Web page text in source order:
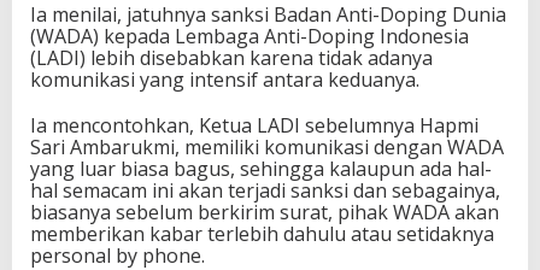
S
a
n
k
i
W
A
D
A
Ia menilai, jatuhnya sanksi Badan Anti-Doping Dunia
(WADA) kepada Lembaga Anti-Doping Indonesia
(LADI) lebih disebabkan karena tidak adanya
komunikasi yang intensif antara keduanya.
Ia mencontohkan, Ketua LADI sebelumnya Hapmi
Sari Ambarukmi, memiliki komunikasi dengan WADA
yang luar biasa bagus, sehingga kalaupun ada hal-
hal semacam ini akan terjadi sanksi dan sebagainya,
biasanya sebelum berkirim surat, pihak WADA akan
memberikan kabar terlebih dahulu atau setidaknya
personal by phone.